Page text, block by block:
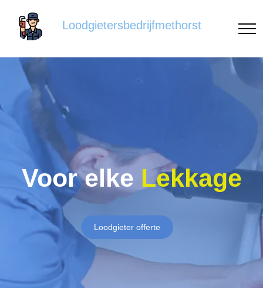
Loodgietersbedrijfmethorst
Voor elke Lekkage
Loodgieter offerte